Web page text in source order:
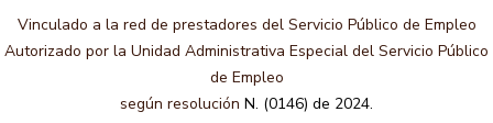
Vinculado a la red de prestadores del Servicio Público de Empleo
Autorizado por la Unidad Administrativa Especial del Servicio Público
de Empleo
según resolución N. (0146) de 2024.